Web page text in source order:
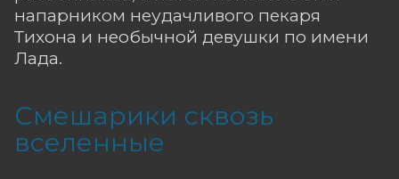
напарником неудачливого пекаря
Тихона и необычной девушки по имени
Лада.
Смешарики сквозь
вселенные